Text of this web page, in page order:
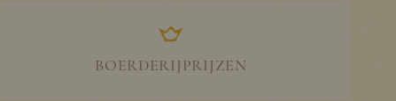
BOERDERIJPRIJZEN